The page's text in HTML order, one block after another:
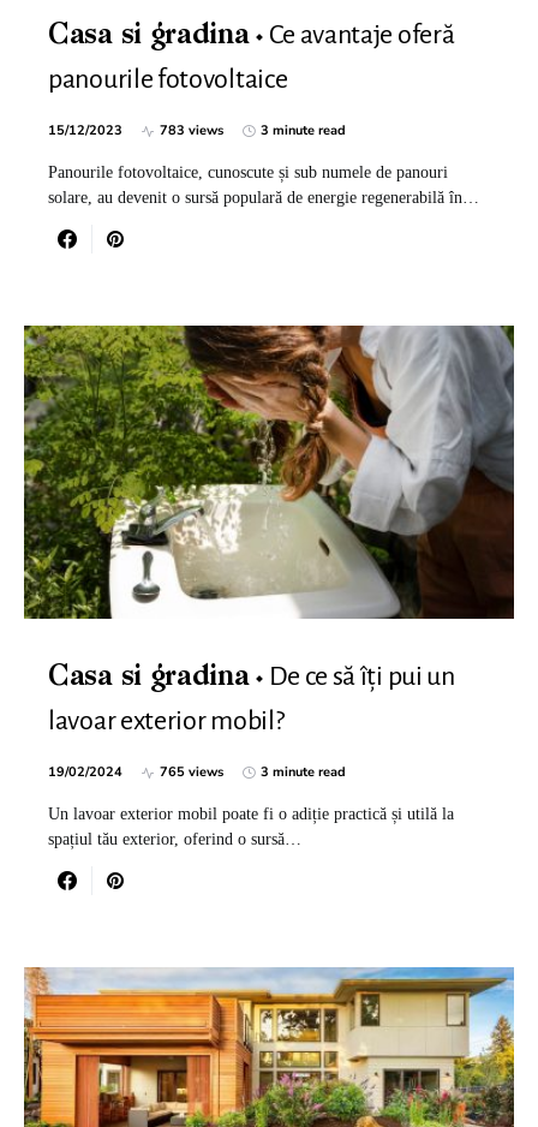
Casa si gradina
Ce avantaje oferă
panourile fotovoltaice
15/12/2023 783 views 3 minute read
Panourile fotovoltaice, cunoscute și sub numele de panouri
solare, au devenit o sursă populară de energie regenerabilă în…
Casa si gradina
De ce să îți pui un
lavoar exterior mobil?
19/02/2024 765 views 3 minute read
Un lavoar exterior mobil poate fi o adiție practică și utilă la
spațiul tău exterior, oferind o sursă…